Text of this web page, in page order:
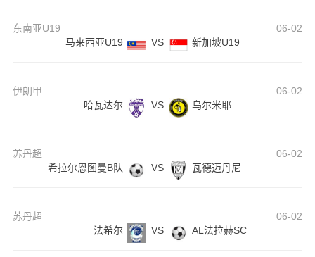
东南亚U19
06-02
马来西亚U19
VS 新加坡U19
伊朗甲
06-02
哈瓦达尔
VS 乌尔米耶
苏丹超
06-02
希拉尔恩图曼B队
VS 瓦德迈丹尼
苏丹超
06-02
法希尔
VS AL法拉赫SC